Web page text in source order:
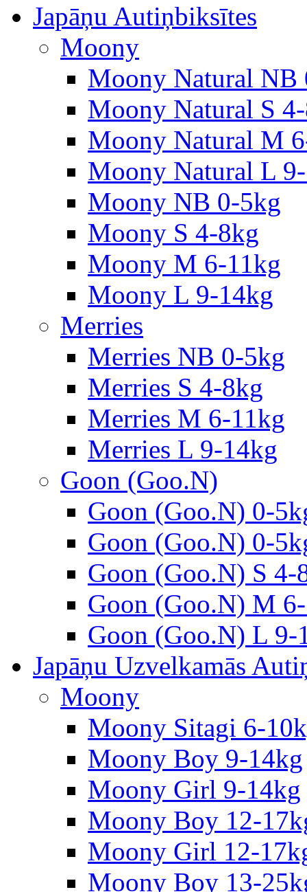
Japāņu Autiņbiksītes
Moony
Moony Natural NB
Moony Natural S
Moony Natural M
Moony Natural L
Moony NB 0-5kg
Moony S 4-8kg
Moony M 6-11kg
Moony L 9-14kg
Merries
Merries NB 0-5kg
Merries S 4-8kg
Merries M 6-11kg
Merries L 9-14kg
Goon (Goo.N)
Goon (Goo.N) 0-
Goon (Goo.N) 0-
Goon (Goo.N) S 4-
Goon (Goo.N) M
Goon (Goo.N) L 9-
Japāņu Uzvelkamās
Moony
Moony Sitagi 6-
Moony Boy 9-14kg
Moony Girl 9-14kg
Moony Boy 12-
Moony Girl 12-
Moony Boy 13-